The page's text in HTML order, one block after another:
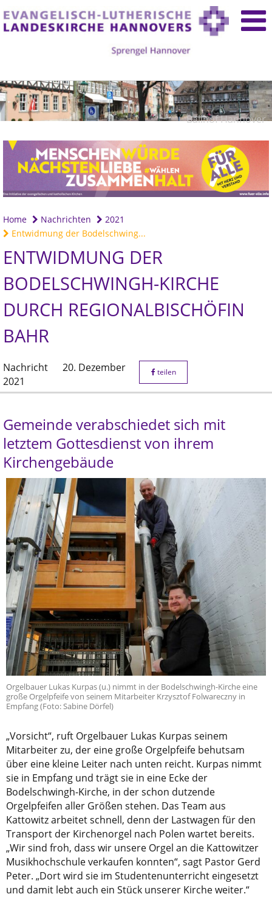
Ballhof Hannover
Home Nachrichten
2021
Entwidmung der Bodelschwing...
ENTWIDMUNG DER
BODELSCHWINGH-KIRCHE
DURCH REGIONALBISCHÖFIN
BAHR
Nachricht
20. Dezember
2021
teilen
Gemeinde verabschiedet sich mit
letztem Gottesdienst von ihrem
Kirchengebäude
Orgelbauer Lukas Kurpas (u.) nimmt in der Bodelschwingh-Kirche eine
große Orgelpfeife von seinem Mitarbeiter Krzysztof Folwareczny in
Empfang (Foto: Sabine Dörfel)
„Vorsicht“, ruft Orgelbauer Lukas Kurpas seinem
Mitarbeiter zu, der eine große Orgelpfeife behutsam
über eine kleine Leiter nach unten reicht. Kurpas nimmt
sie in Empfang und trägt sie in eine Ecke der
Bodelschwingh-Kirche, in der schon dutzende
Orgelpfeifen aller Größen stehen. Das Team aus
Kattowitz arbeitet schnell, denn der Lastwagen für den
Transport der Kirchenorgel nach Polen wartet bereits.
„Wir sind froh, dass wir unsere Orgel an die Kattowitzer
Musikhochschule verkaufen konnten“, sagt Pastor Gerd
Peter. „Dort wird sie im Studentenunterricht eingesetzt
und damit lebt auch ein Stück unserer Kirche weiter.“